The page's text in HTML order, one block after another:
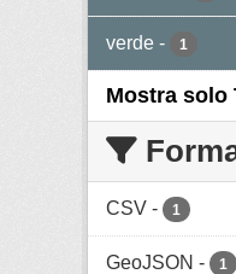
verde - 1
Mostra solo
CSV - 1
GeoJSON - 1